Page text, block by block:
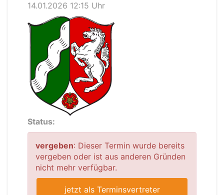
14.01.2026 12:15 Uhr
Status:
vergeben: Dieser Termin wurde bereits
vergeben oder ist aus anderen Gründen
nicht mehr verfügbar.
jetzt als Terminsvertreter